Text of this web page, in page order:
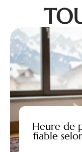
Heure de
fiable